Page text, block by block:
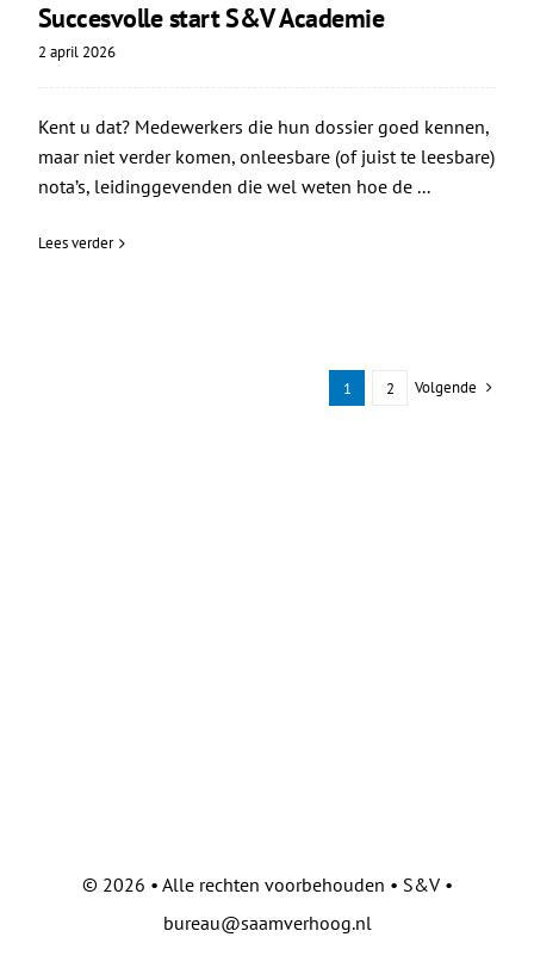
Succesvolle start S&V Academie
2 april 2026
Kent u dat? Medewerkers die hun dossier goed kennen,
maar niet verder komen, onleesbare (of juist te leesbare)
nota’s, leidinggevenden die wel weten hoe de ...
Lees verder
1 2 Volgende
© 2026 • Alle rechten voorbehouden • S&V •
bureau@saamverhoog.nl